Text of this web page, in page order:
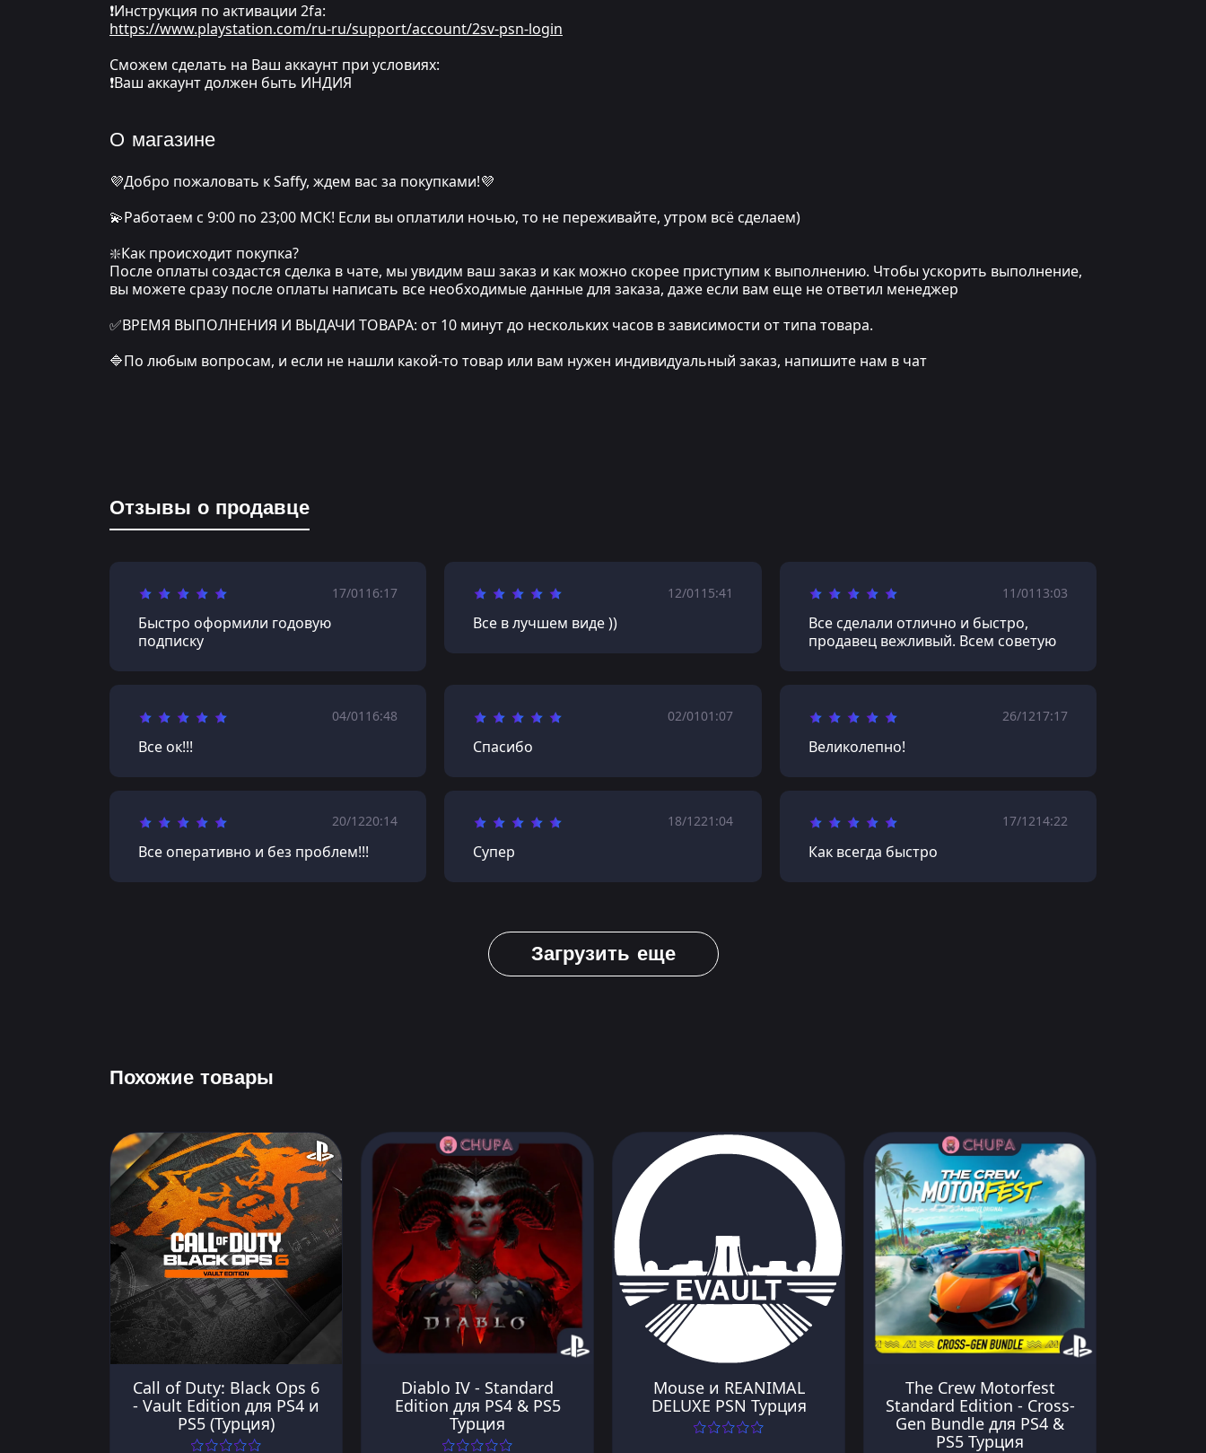
❗Инструкция по активации 2fa:
https://www.playstation.com/ru-ru/support/account/2sv-psn-login
Сможем сделать на Ваш аккаунт при условиях:
❗Ваш аккаунт должен быть ИНДИЯ
О магазине
💜Добро пожаловать к Saffy, ждем вас за покупками!💜
💫Работаем с 9:00 по 23;00 МСК! Если вы оплатили ночью, то не переживайте, утром всё сделаем)
❇️Как происходит покупка?
После оплаты создастся сделка в чате, мы увидим ваш заказ и как можно скорее приступим к выполнению. Чтобы ускорить выполнение,
вы можете сразу после оплаты написать все необходимые данные для заказа, даже если вам еще не ответил менеджер
✅ВРЕМЯ ВЫПОЛНЕНИЯ И ВЫДАЧИ ТОВАРА: от 10 минут до нескольких часов в зависимости от типа товара.
🔷По любым вопросам, и если не нашли какой-то товар или вам нужен индивидуальный заказ, напишите нам в чат
Отзывы о продавце
17/01 16:17
Быстро оформили годовую
подписку
12/01 15:41
Все в лучшем виде ))
11/01 13:03
Все сделали отлично и быстро,
продавец вежливый. Всем советую
04/01 16:48
Все ок!!!
02/0101:07
Спасибо
26/1217:17
Великолепно!
20/1220:14
Все оперативно и без проблем!!!
18/1221:04
Супер
17/1214:22
Как всегда быстро
Загрузить еще
Похожие товары
Call of Duty: Black Ops 6
- Vault Edition для PS4 и
PS5 (Турция)
Diablo IV - Standard
Edition для PS4 & PS5
Турция
Mouse и REANIMAL
DELUXE PSN Турция
The Crew Motorfest
Standard Edition - Cross-
Gen Bundle для PS4 &
PS5 Турция